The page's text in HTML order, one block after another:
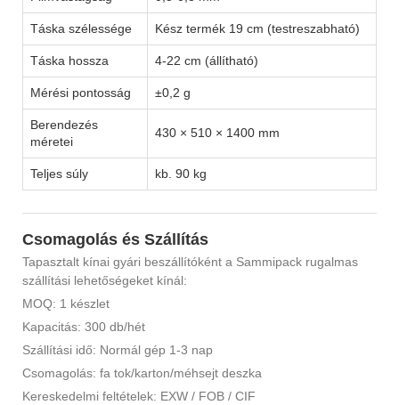
Táska szélessége Kész termék 19 cm (testreszabható)
Táska hossza 4-22 cm (állítható)
Mérési pontosság ±0,2 g
Berendezés
méretei
430 × 510 × 1400 mm
Teljes súly kb. 90 kg
Csomagolás és Szállítás
Tapasztalt kínai gyári beszállítóként a Sammipack rugalmas
szállítási lehetőségeket kínál:
MOQ: 1 készlet
Kapacitás: 300 db/hét
Szállítási idő: Normál gép 1-3 nap
Csomagolás: fa tok/karton/méhsejt deszka
Kereskedelmi feltételek: EXW / FOB / CIF